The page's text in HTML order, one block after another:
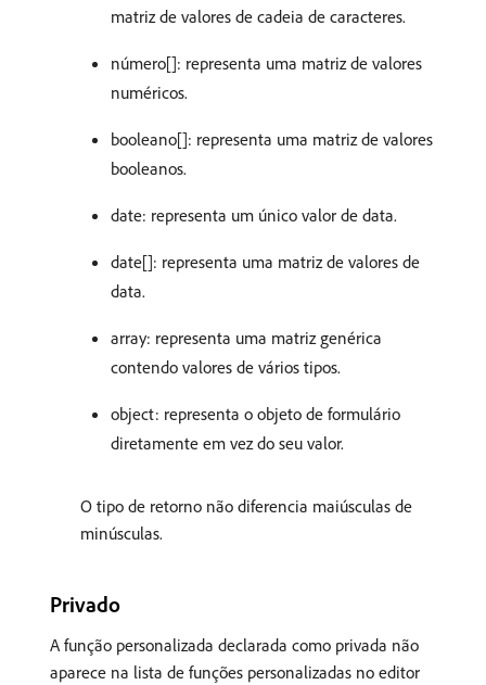
matriz de valores de cadeia de caracteres.
número[]: representa uma matriz de valores
numéricos.
booleano[]: representa uma matriz de valores
booleanos.
date: representa um único valor de data.
date[]: representa uma matriz de valores de
data.
array: representa uma matriz genérica
contendo valores de vários tipos.
object: representa o objeto de formulário
diretamente em vez do seu valor.
O tipo de retorno não diferencia maiúsculas de
minúsculas.
Privado
A função personalizada declarada como privada não
aparece na lista de funções personalizadas no editor